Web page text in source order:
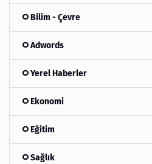
Bilim - Çevre
Adwords
Yerel Haberler
Ekonomi
Eğitim
Sağlık